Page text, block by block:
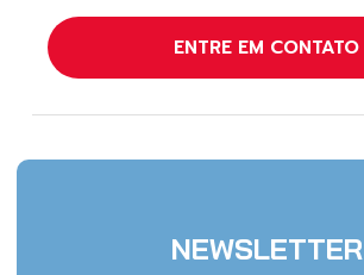
ENTRE EM CONTATO
NEWSLETTER